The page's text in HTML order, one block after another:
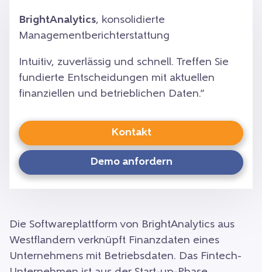
BrightAnalytics, konsolidierte
Managementberichterstattung
Intuitiv, zuverlässig und schnell. Treffen Sie
fundierte Entscheidungen mit aktuellen
finanziellen und betrieblichen Daten.”
Kontakt
Demo anfordern
Die Softwareplattform von BrightAnalytics aus
Westflandern verknüpft Finanzdaten eines
Unternehmens mit Betriebsdaten. Das Fintech-